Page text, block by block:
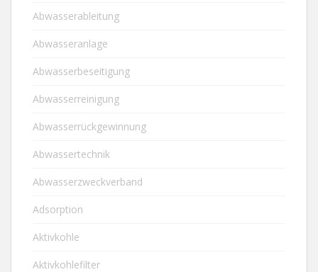
Abwasserableitung
Abwasseranlage
Abwasserbeseitigung
Abwasserreinigung
Abwasserrückgewinnung
Abwassertechnik
Abwasserzweckverband
Adsorption
Aktivkohle
Aktivkohlefilter